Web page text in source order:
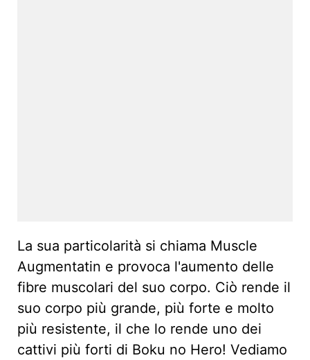
La sua particolarità si chiama Muscle
Augmentatin e provoca l'aumento delle
fibre muscolari del suo corpo. Ciò rende il
suo corpo più grande, più forte e molto
più resistente, il che lo rende uno dei
cattivi più forti di Boku no Hero! Vediamo